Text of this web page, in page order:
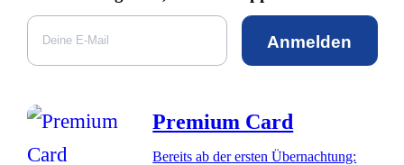
Anmelden
Premium Card
Bereits ab der ersten Übernachtung: